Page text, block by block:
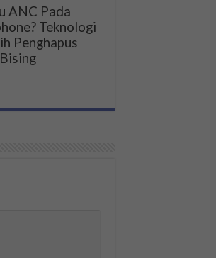
ANC Pada
Teknologi
Penghapus